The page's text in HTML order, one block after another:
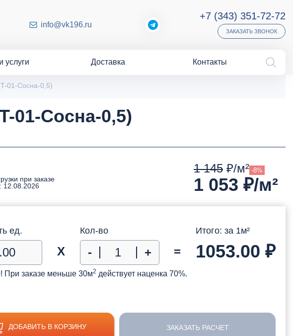
info@vk196.ru
+7 (343) 351-72-72
ЗАКАЗАТЬ ЗВОНОК
услуги Доставка Контакты
01-Сосна-0,5)
01-Сосна-0,5)
при заказе
12.08.2026
1 145 ₽/м² -8%
1 053 ₽/м²
ед.
Х
Кол-во
- + =
Итого: за 1м²
1053.00 ₽
При заказе меньше 30м2 действует наценка 70%.
ДОБАВИТЬ В КОРЗИНУ ЗАКАЗАТЬ РАСЧЕТ